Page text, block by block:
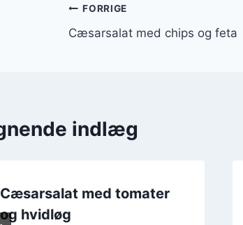
Indlægsnavigation
FORRIGE
Cæsarsalat med chips og feta
indlæg
Cæsarsalat med tomater
og hvidløg